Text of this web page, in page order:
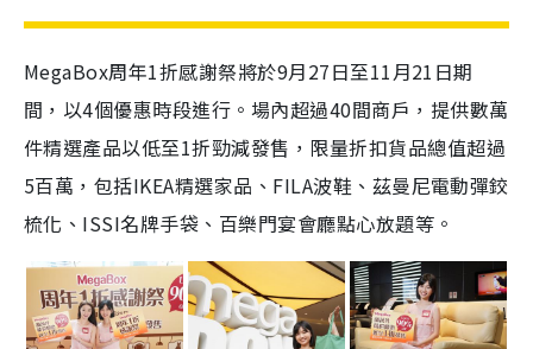
MegaBox周年1折感謝祭將於9月27日至11月21日期
間，以4個優惠時段進行。場內超過40間商戶，提供數萬
件精選產品以低至1折勁減發售，限量折扣貨品總值超過
5百萬，包括IKEA精選家品、FILA波鞋、茲曼尼電動彈鉸
梳化、ISSI名牌手袋、百樂門宴會廳點心放題等。